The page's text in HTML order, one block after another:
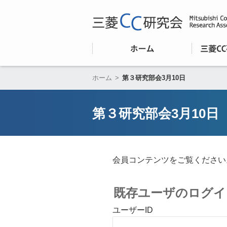
ホーム > 第３研究部会3月10日
第３研究部会3月10日
会員コンテンツをご覧くださ
既存ユーザのログ
ユーザーID